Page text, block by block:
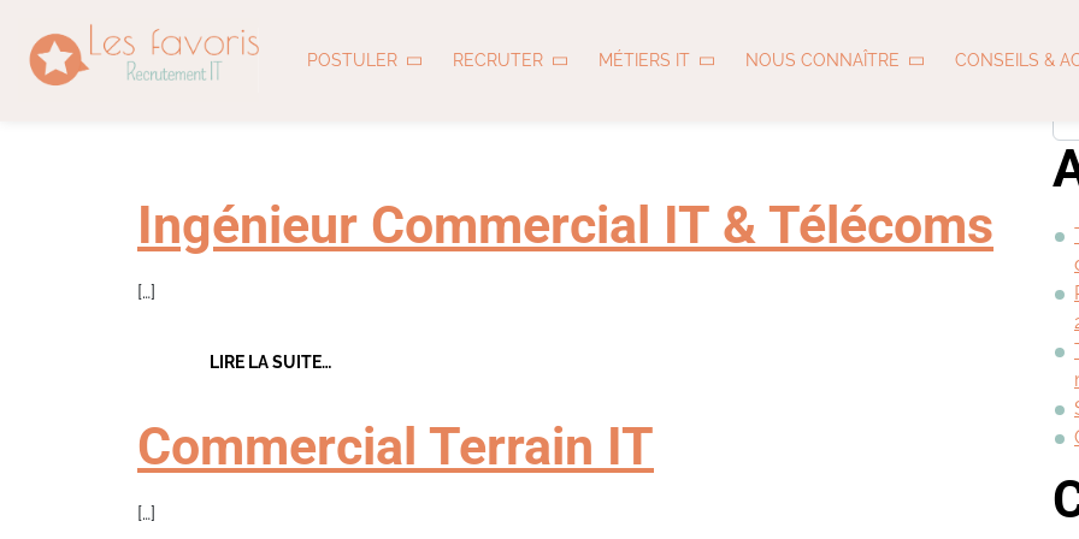
POSTULER RECRUTER MÉTIERS IT NOUS CONNAÎTRE CONSEILS &
Catégories Métiers :
Ingénieur Commercial IT & Télécoms
[…]
LIRE LA SUITE…
Commercial Terrain IT
[…]